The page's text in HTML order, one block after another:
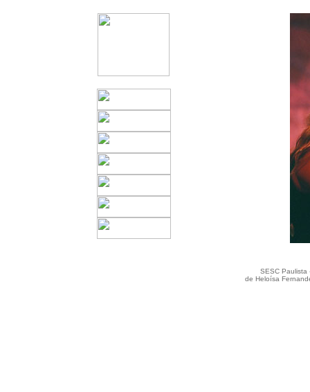
SESC Paulista
de Heloísa